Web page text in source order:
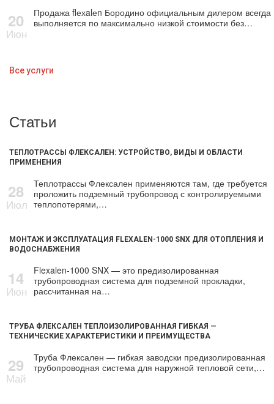
20
Июн
Продажа flехalеn Бородино официальным дилером всегда
выполняется по максимально низкой стоимости без…
Все услуги
Статьи
ТЕПЛОТРАССЫ ФЛЕКСАЛЕН: УСТРОЙСТВО, ВИДЫ И ОБЛАСТИ
ПРИМЕНЕНИЯ
28
Июл
Теплотрассы Флексален применяются там, где требуется
проложить подземный трубопровод с контролируемыми
теплопотерями,…
МОНТАЖ И ЭКСПЛУАТАЦИЯ FLEXALEN-1000 SNX ДЛЯ ОТОПЛЕНИЯ И
ВОДОСНАБЖЕНИЯ
14
Июн
Flexalen-1000 SNX — это предизолированная
трубопроводная система для подземной прокладки,
рассчитанная на…
ТРУБА ФЛЕКСАЛЕН ТЕПЛОИЗОЛИРОВАННАЯ ГИБКАЯ —
ТЕХНИЧЕСКИЕ ХАРАКТЕРИСТИКИ И ПРЕИМУЩЕСТВА
29
Май
Труба Флексален — гибкая заводски предизолированная
трубопроводная система для наружной тепловой сети,…